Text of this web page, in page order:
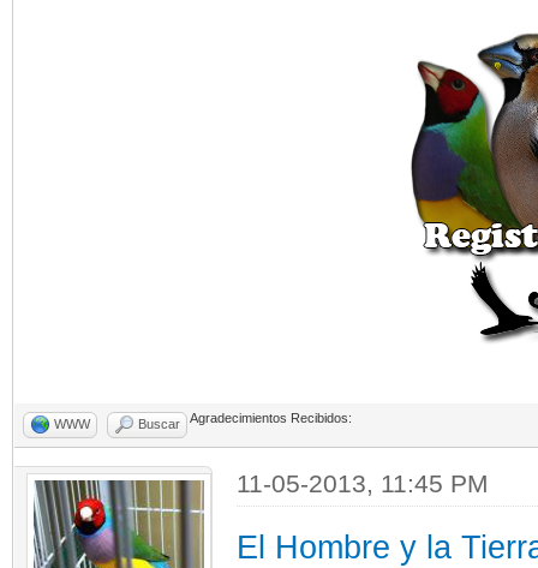
WWW Buscar Agradecimientos Recibidos:
11-05-2013, 11:45 PM
El Hombre y la